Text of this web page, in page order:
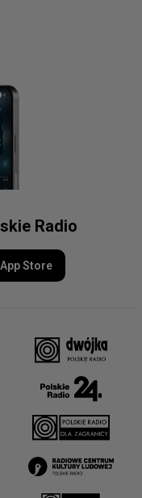
Radio
App Store